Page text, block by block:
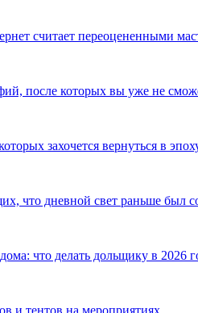
считает переоцененными
после которых вы уже не
захочется вернуться в
что дневной свет раньше был
что делать дольщику в 2026
и тентов на мероприятиях